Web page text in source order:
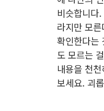
비슷합니다
라지만 모
확인한다는
도 모르는
내용을 천
보세요. 괴